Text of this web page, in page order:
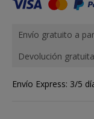
Envío gratuito a
Devolución
Envío Express: 3/5